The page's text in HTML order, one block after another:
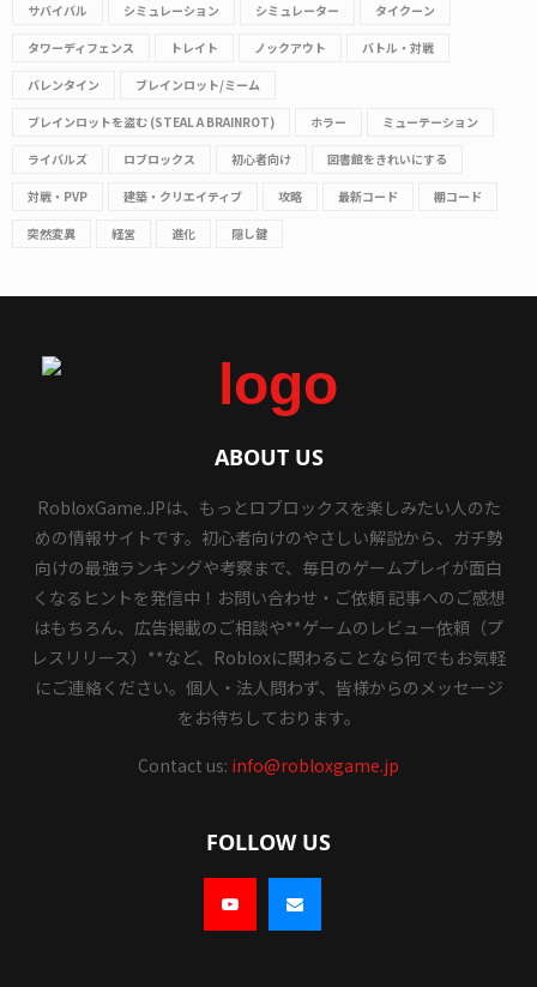
サバイバル シミュレーション シミュレーター タイクーン
タワーディフェンス トレイト ノックアウト バトル・対戦
バレンタイン ブレインロット/ミーム
ブレインロットを盗む (STEAL A BRAINROT) ホラー ミューテーション
ライバルズ ロブロックス 初心者向け 図書館をきれいにする
対戦・PVP 建築・クリエイティブ 攻略 最新コード 棚コード
突然変異 経営 進化 隠し鍵
ABOUT US
RobloxGame.JPは、もっとロブロックスを楽しみたい人のた
めの情報サイトです。初心者向けのやさしい解説から、ガチ勢
向けの最強ランキングや考察まで、毎日のゲームプレイが面白
くなるヒントを発信中！お問い合わせ・ご依頼 記事へのご感想
はもちろん、広告掲載のご相談や**ゲームのレビュー依頼（プ
レスリリース）**など、Robloxに関わることなら何でもお気軽
にご連絡ください。個人・法人問わず、皆様からのメッセージ
をお待ちしております。
Contact us: info@robloxgame.jp
FOLLOW US